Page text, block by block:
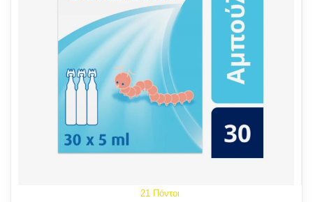
21 Πόντοι